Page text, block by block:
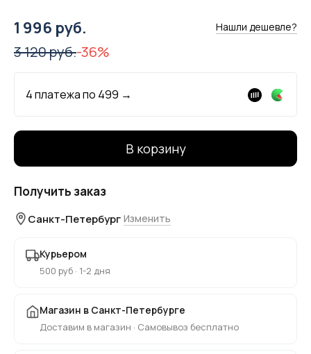
1 996 руб. Нашли дешевле?
3 120 руб.-36%
4 платежа по 499 →
В корзину
Получить заказ
Санкт-Петербург Изменить
Курьером
500 руб · 1-2 дня
Магазин в Санкт-Петербурге
Доставим в магазин · Самовывоз бесплатно